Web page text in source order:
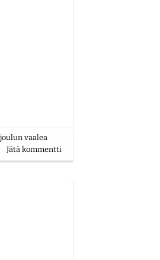
joulun vaalea
Jätä kommentti